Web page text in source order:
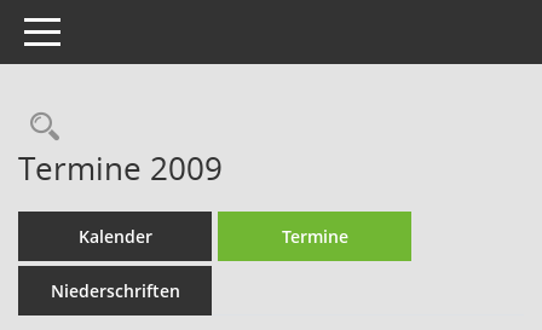
Toggle navigation
Rechercheauswahl
Termine 2009
Kalender Termine
Niederschriften